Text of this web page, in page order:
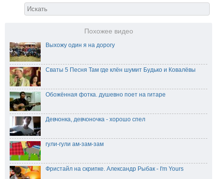
Похожее видео
Выхожу один я на дорогу
Сваты 5 Песня Там где клён шумит Будько и Ковалёвы
Обожённая фотка. душевно поет на гитаре
Девчонка, девчоночка - хорошо спел
гули-гули ам-зам-зам
Фристайл на скрипке. Александр Рыбак - I'm Yours